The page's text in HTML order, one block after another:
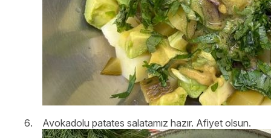
Avokadolu patates salatamız hazır. Afiyet olsun.